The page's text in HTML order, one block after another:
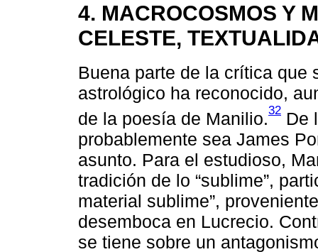
4. MACROCOSMOS Y
CELESTE,
Buena parte de la crítica que
astrológico ha reconocido,
de la poesía de Manilio.32 De
probablemente sea James
asunto. Para el estudioso,
tradición de lo “sublime”,
material sublime”,
desemboca en Lucrecio.
se tiene sobre un